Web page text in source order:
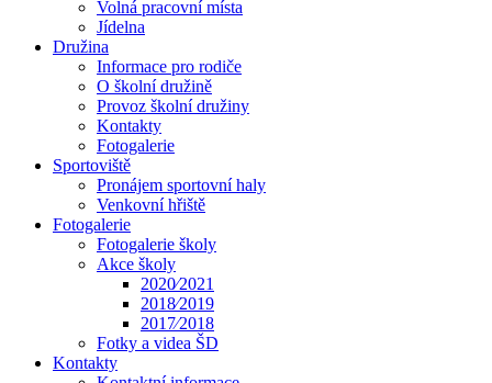
Volná pracovní místa
Jídelna
Družina
Informace pro rodiče
O školní družině
Provoz školní družiny
Kontakty
Fotogalerie
Sportoviště
Pronájem sportovní haly
Venkovní hřiště
Fotogalerie
Fotogalerie školy
Akce školy
2020⁄2021
2018⁄2019
2017⁄2018
Fotky a videa ŠD
Kontakty